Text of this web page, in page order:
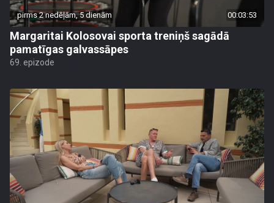
pirms 2 nedēļām, 5 dienām 00:03:53
Margaritai Kolosovai sporta treniņš sagādā
pamatīgas galvassāpes
69. epizode